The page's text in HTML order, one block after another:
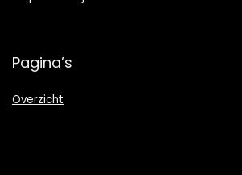
Pagina’s
Overzicht